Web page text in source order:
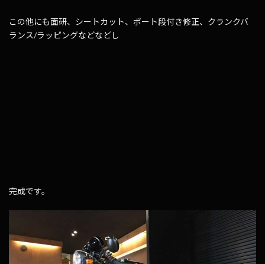
この他にも面研、シートカット、ポート段付き修正、クランクバ
ランス/ラッピングなどなどし
完成です。